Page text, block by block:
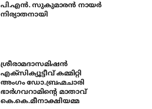
പി.എന്‍. സുകുമാരന്‍ നായര്‍
നിര്യാതനായി
ശ്രീരാമദാസമിഷന്‍
എക്‌സിക്യൂട്ടീവ് കമ്മിറ്റി
അംഗം ഡോ.ബ്രഹ്മചാരി
ഭാര്‍ഗവറാമിന്റെ മാതാവ്
കെ.കെ.മീനാക്ഷിയമ്മ